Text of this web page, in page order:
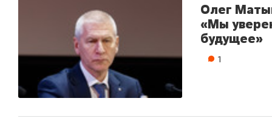
Олег
«Мы
будущее»
1